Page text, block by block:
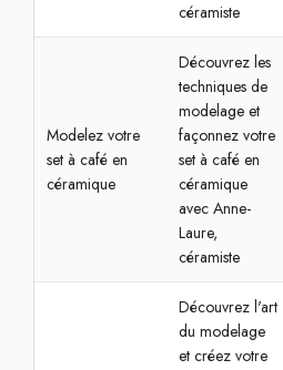
céramiste
Modelez votre
set à café en
céramique
Découvrez les
techniques de
modelage et
façonnez votre
set à café en
céramique
avec Anne-
Laure,
céramiste
Découvrez l'art
du modelage
et créez votre